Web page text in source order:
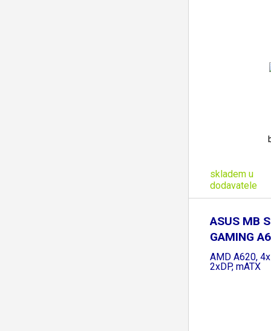
skladem u
dodavatele
ASUS MB
GAMING
AMD A620,
2xDP, mATX